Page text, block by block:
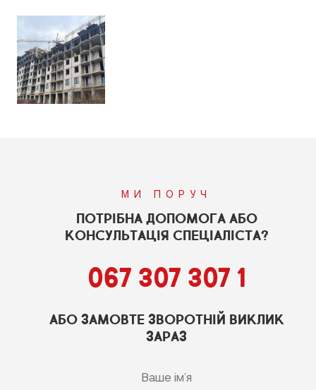
МИ ПОРУЧ
ПОТРІБНА ДОПОМОГА АБО
КОНСУЛЬТАЦІЯ СПЕЦІАЛІСТА?
067 307 307 1
АБО ЗАМОВТЕ ЗВОРОТНІЙ ВИКЛИК
ЗАРАЗ